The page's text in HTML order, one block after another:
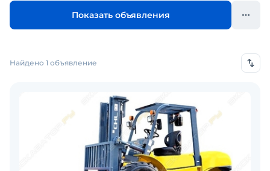
Показать объявления
Найдено 1 объявление